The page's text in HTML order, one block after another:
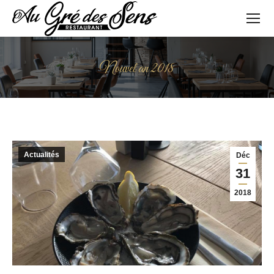
Nouvel an 2018
Vous êtes ici :
Déc
31
2018
Actualités